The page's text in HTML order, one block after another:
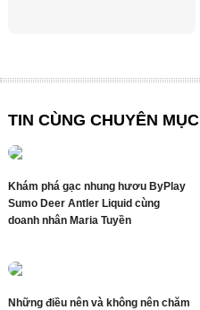
TIN CÙNG CHUYÊN MỤC
Khám phá gạc nhung hươu ByPlay
Sumo Deer Antler Liquid cùng
doanh nhân Maria Tuyền
Những điều nên và không nên chăm